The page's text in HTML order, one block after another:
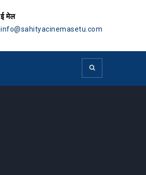
ई मेल
info@sahityacinemasetu.com